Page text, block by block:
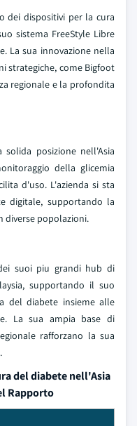
dei dispositivi per la cura
sistema FreeStyle Libre
La sua innovazione nella
strategiche, come Bigfoot
regionale e la profondita
solida posizione nell'Asia
della glicemia
d'uso. L'azienda si sta
digitale, supportando la
diverse popolazioni.
suoi piu grandi hub di
supportando il suo
del diabete insieme alle
La sua ampia base di
rafforzano la sua
del diabete nell'Asia
Rapporto